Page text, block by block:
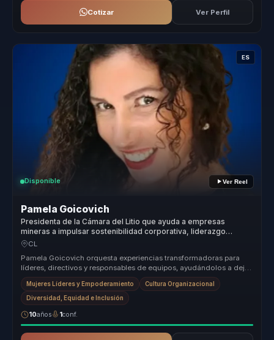
Cotizar Ver Perfil
ES
Disponible Ver Reel
Pamela Goicovich
Presidenta de la Cámara del Litio que ayuda a empresas
mineras a impulsar sostenibilidad corporativa, liderazgo
ambiental e innovación.
CL
Pamela Goicovich orquesta experiencias transformadoras para
líderes, directivos y responsables de equipos, ayudándolos a dejar
atrás estr...
Mujeres Líderes y Empoderamiento Cultura Organizacional
Diversidad, Equidad e Inclusión
10años 1conf.